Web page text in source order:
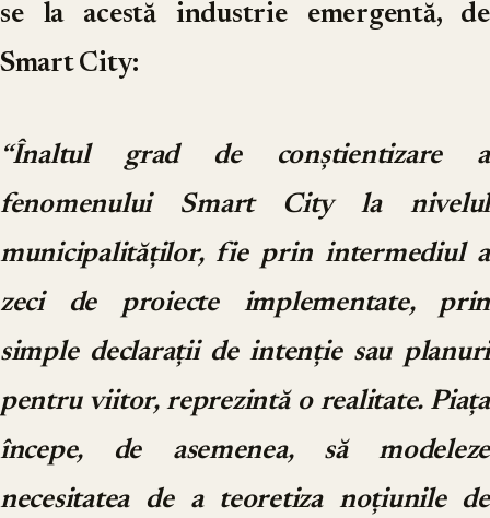
se la acestă industrie emergentă, de
Smart City:
“Înaltul grad de conștientizare a
fenomenului Smart City la nivelul
municipalităților, fie prin intermediul a
zeci de proiecte implementate, prin
simple declarații de intenție sau planuri
pentru viitor, reprezintă o realitate. Piața
începe, de asemenea, să modeleze
necesitatea de a teoretiza noțiunile de